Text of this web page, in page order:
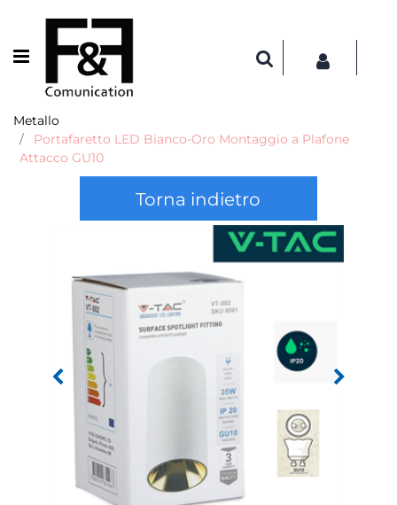
Open menu
Metallo
Portafaretto LED Bianco-Oro Montaggio a Plafone
Attacco GU10
Torna indietro